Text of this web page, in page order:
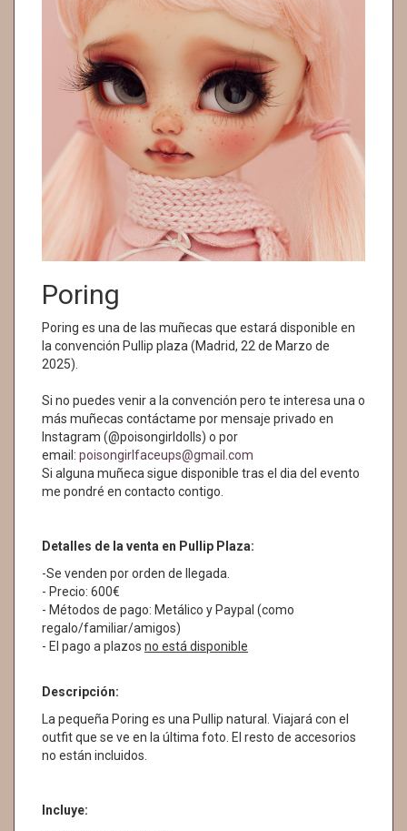
Poring
Poring es una de las muñecas que estará disponible en
la convención Pullip plaza (Madrid, 22 de Marzo de
2025).
Si no puedes venir a la convención pero te interesa una o
más muñecas contáctame por mensaje privado en
Instagram (@poisongirldolls) o por
email: poisongirlfaceups@gmail.com
Si alguna muñeca sigue disponible tras el dia del evento
me pondré en contacto contigo.
Detalles de la venta en Pullip Plaza:
-Se venden por orden de llegada.
- Precio: 600€
- Métodos de pago: Metálico y Paypal (como
regalo/familiar/amigos)
- El pago a plazos no está disponible
Descripción:
La pequeña Poring es una Pullip natural. Viajará con el
outfit que se ve en la última foto. El resto de accesorios
no están incluidos.
Incluye: